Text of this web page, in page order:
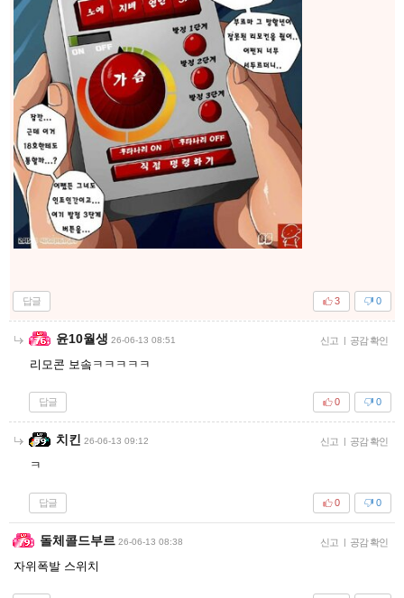
답글 0
3
윤10월생 26-06-13 08:51 신고 | 공감 확인
리모콘 보솤ㅋㅋㅋㅋㅋ
답글 0
0
치킨 26-06-13 09:12 신고 | 공감 확인
ㅋ
답글 0
0
돌체콜드부르 26-06-13 08:38 신고 | 공감 확인
자위폭발 스위치